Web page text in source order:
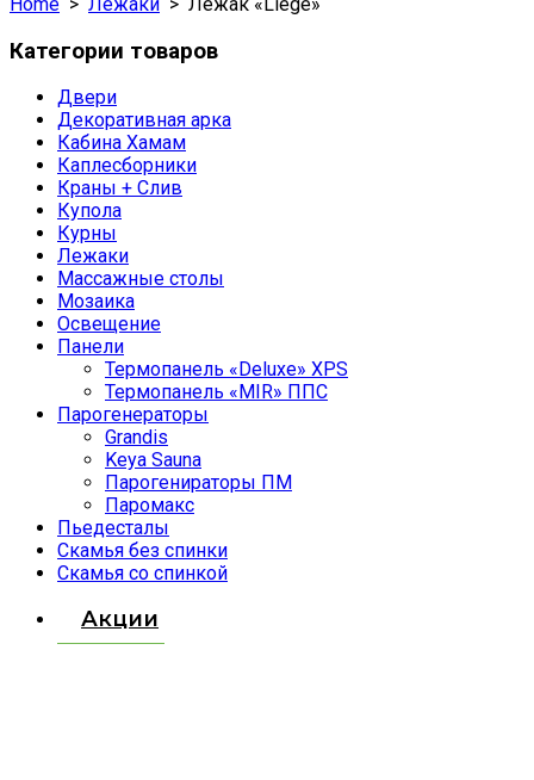
Категории товаров
Двери
Декоративная арка
Кабина Хамам
Каплесборники
Краны + Слив
Купола
Курны
Лежаки
Массажные столы
Мозаика
Освещение
Панели
Термопанель «Deluxe» XPS
Термопанель «MIR» ППС
Парогенераторы
Grandis
Keya Sauna
Парогенираторы ПМ
Паромакс
Пьедесталы
Скамья без спинки
Скамья со спинкой
Акции